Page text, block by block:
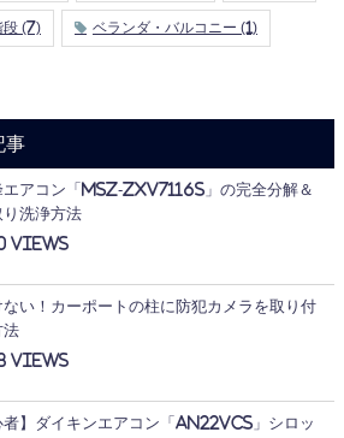
段 (7) ベランダ・バルコニー (1)
事
エアコン「MSZ-ZXV7116S」の完全分解＆
り洗浄方法
ない！カーポートの柱に防犯カメラを取り付
法
者】ダイキンエアコン「AN22VCS」シロッ